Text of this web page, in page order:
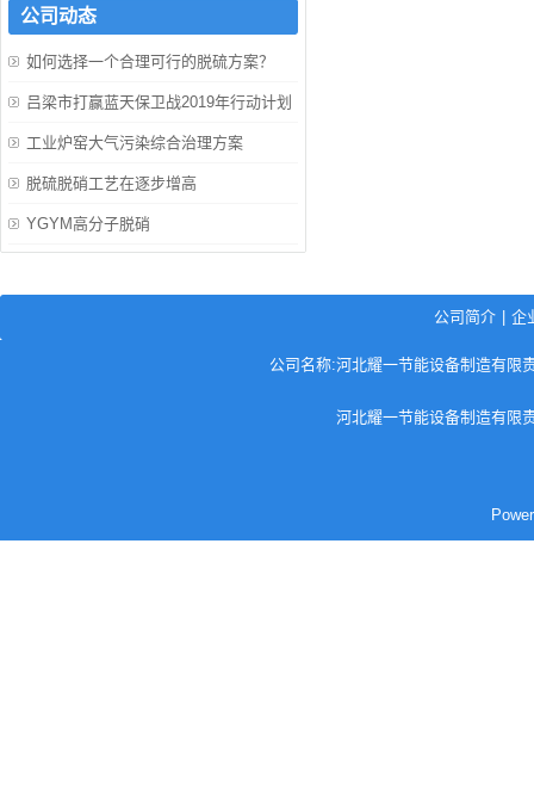
公司动态
如何选择一个合理可行的脱硫方案？
吕梁市打赢蓝天保卫战2019年行动计划
工业炉窑大气污染综合治理方案
脱硫脱硝工艺在逐步增高
YGYM高分子脱硝
公司简介 企
公司名称:河北耀一节能设备制造有限
河北耀一节能设备制造有限